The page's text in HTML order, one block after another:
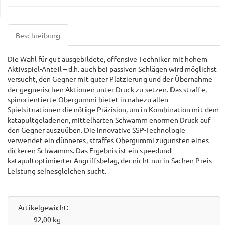
Beschreibung
Die Wahl für gut ausgebildete, offensive Techniker mit hohem
Aktivspiel-Anteil – d.h. auch bei passiven Schlägen wird möglichst
versucht, den Gegner mit guter Platzierung und der Übernahme
der gegnerischen Aktionen unter Druck zu setzen. Das straffe,
spinorientierte Obergummi bietet in nahezu allen
Spielsituationen die nötige Präzision, um in Kombination mit dem
katapultgeladenen, mittelharten Schwamm enormen Druck auf
den Gegner auszuüben. Die innovative SSP-Technologie
verwendet ein dünneres, straffes Obergummi zugunsten eines
dickeren Schwamms. Das Ergebnis ist ein speedund
katapultoptimierter Angriffsbelag, der nicht nur in Sachen Preis-
Leistung seinesgleichen sucht.
Artikelgewicht:
92,00 kg